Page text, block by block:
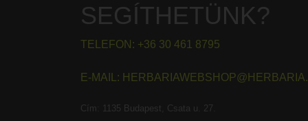
SEGÍTHETÜNK?
TELEFON: +36 30 461 8795
E-MAIL:
Cím: 1135 Budapest, Csata u. 27.